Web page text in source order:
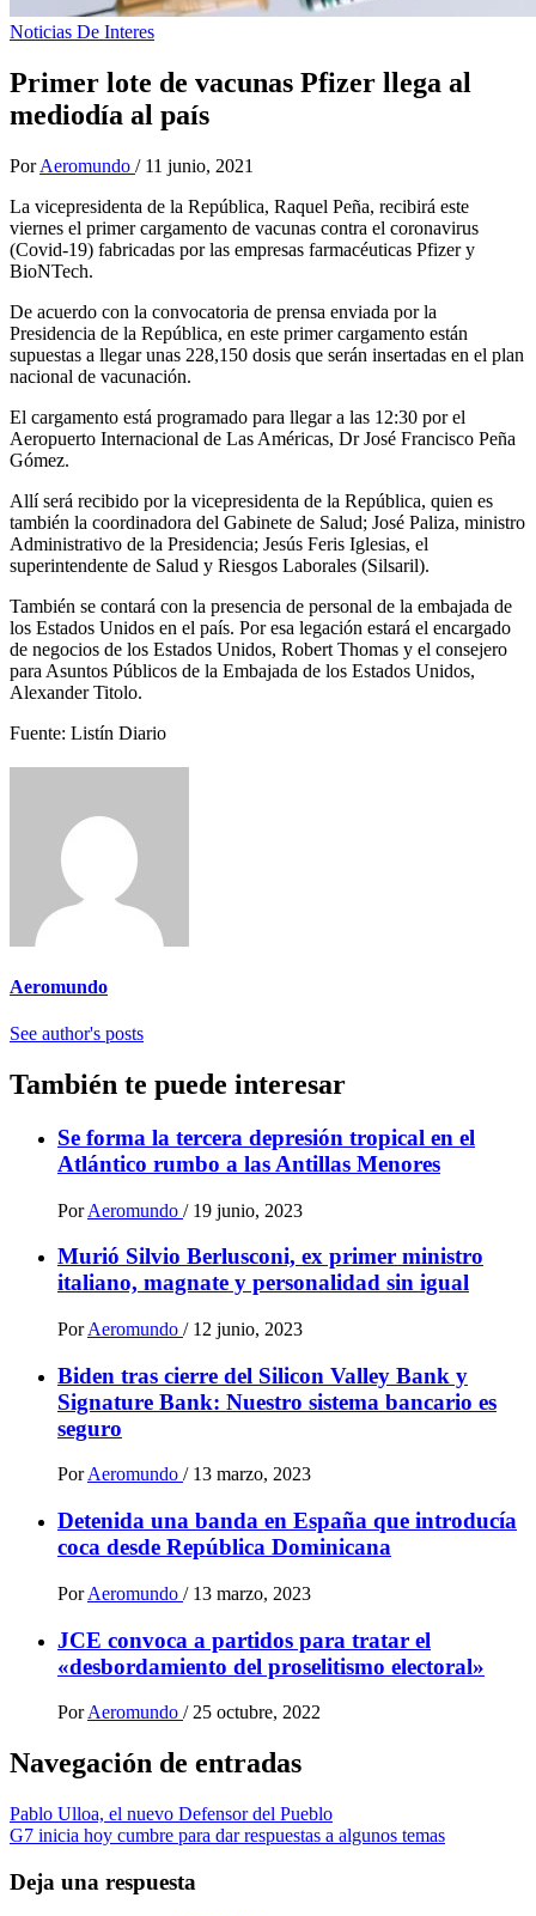
Noticias De Interes
Primer lote de vacunas Pfizer llega al
mediodía al país
Por Aeromundo / 11 junio, 2021
La vicepresidenta de la República, Raquel Peña, recibirá este
viernes el primer cargamento de vacunas contra el coronavirus
(Covid-19) fabricadas por las empresas farmacéuticas Pfizer y
BioNTech.
De acuerdo con la convocatoria de prensa enviada por la
Presidencia de la República, en este primer cargamento están
supuestas a llegar unas 228,150 dosis que serán insertadas en el plan
nacional de vacunación.
El cargamento está programado para llegar a las 12:30 por el
Aeropuerto Internacional de Las Américas, Dr José Francisco Peña
Gómez.
Allí será recibido por la vicepresidenta de la República, quien es
también la coordinadora del Gabinete de Salud; José Paliza, ministro
Administrativo de la Presidencia; Jesús Feris Iglesias, el
superintendente de Salud y Riesgos Laborales (Silsaril).
También se contará con la presencia de personal de la embajada de
los Estados Unidos en el país. Por esa legación estará el encargado
de negocios de los Estados Unidos, Robert Thomas y el consejero
para Asuntos Públicos de la Embajada de los Estados Unidos,
Alexander Titolo.
Fuente: Listín Diario
Aeromundo
See author's posts
También te puede interesar
Se forma la tercera depresión tropical en el
Atlántico rumbo a las Antillas Menores
Por Aeromundo / 19 junio, 2023
Murió Silvio Berlusconi, ex primer ministro
italiano, magnate y personalidad sin igual
Por Aeromundo / 12 junio, 2023
Biden tras cierre del Silicon Valley Bank y
Signature Bank: Nuestro sistema bancario es
seguro
PorAeromundo / 13 marzo, 2023
Detenida una banda en España que introducía
coca desde República Dominicana
Por Aeromundo / 13 marzo, 2023
JCE convoca a partidos para tratar el
«desbordamiento del proselitismo electoral»
Por Aeromundo / 25 octubre, 2022
Navegación de entradas
Pablo Ulloa, el nuevo Defensor del Pueblo
G7 inicia hoy cumbre para dar respuestas a algunos temas
Deja una respuesta